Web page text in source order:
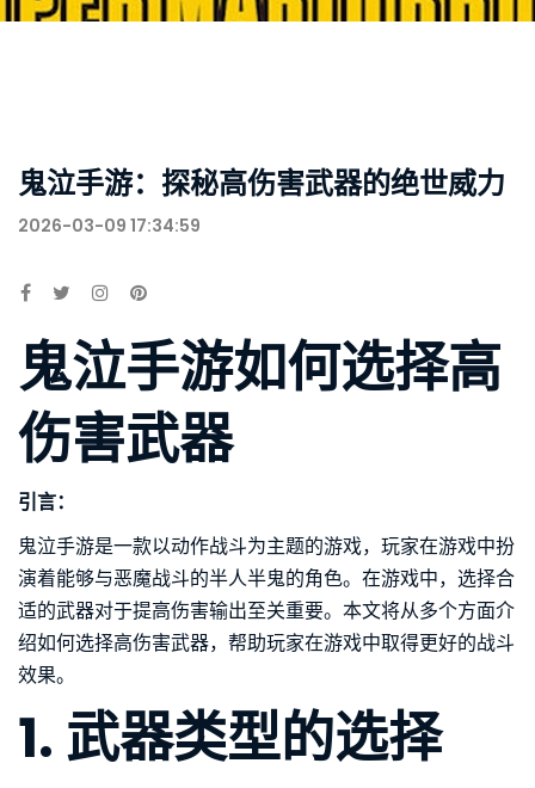
鬼泣手游：探秘高伤害武器的绝世威力
2026-03-09 17:34:59
鬼泣手游如何选择高
伤害武器
引言：
鬼泣手游是一款以动作战斗为主题的游戏，玩家在游戏中扮
演着能够与恶魔战斗的半人半鬼的角色。在游戏中，选择合
适的武器对于提高伤害输出至关重要。本文将从多个方面介
绍如何选择高伤害武器，帮助玩家在游戏中取得更好的战斗
效果。
1. 武器类型的选择